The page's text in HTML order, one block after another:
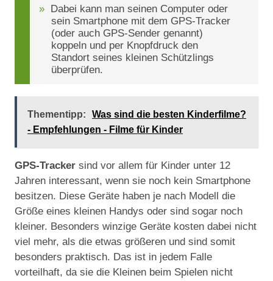
Dabei kann man seinen Computer oder
sein Smartphone mit dem GPS-Tracker
(oder auch GPS-Sender genannt)
koppeln und per Knopfdruck den
Standort seines kleinen Schützlings
überprüfen.
Thementipp:
Was sind die besten Kinderfilme?
- Empfehlungen - Filme für Kinder
GPS-Tracker sind vor allem für Kinder unter 12
Jahren interessant, wenn sie noch kein Smartphone
besitzen. Diese Geräte haben je nach Modell die
Größe eines kleinen Handys oder sind sogar noch
kleiner. Besonders winzige Geräte kosten dabei nicht
viel mehr, als die etwas größeren und sind somit
besonders praktisch. Das ist in jedem Falle
vorteilhaft, da sie die Kleinen beim Spielen nicht